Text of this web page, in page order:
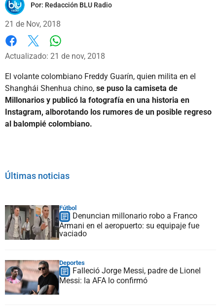
Por: Redacción BLU Radio
21 de Nov, 2018
Facebook
X
Actualizado: 21 de nov, 2018
El volante colombiano Freddy Guarín, quien milita en el
Shanghái Shenhua chino, se puso la camiseta de
Millonarios y publicó la fotografía en una historia en
Instagram, alborotando los rumores de un posible regreso
al balompié colombiano.
Últimas noticias
Fútbol
Denuncian millonario robo a Franco
Armani en el aeropuerto: su equipaje fue
vaciado
Deportes
Falleció Jorge Messi, padre de Lionel
Messi: la AFA lo confirmó